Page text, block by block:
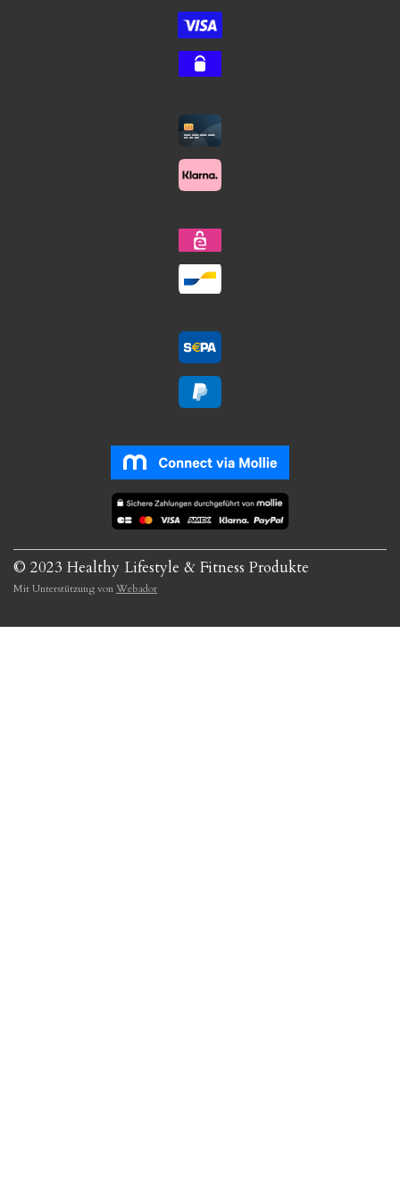
© 2023 Healthy Lifestyle & Fitness Produkte
Mit Unterstützung vonWebador